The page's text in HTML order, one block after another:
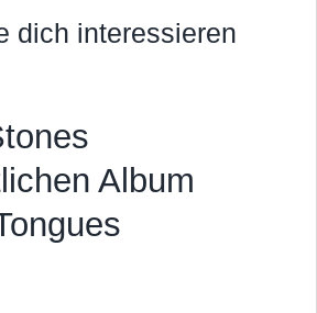
dich interessieren
Album